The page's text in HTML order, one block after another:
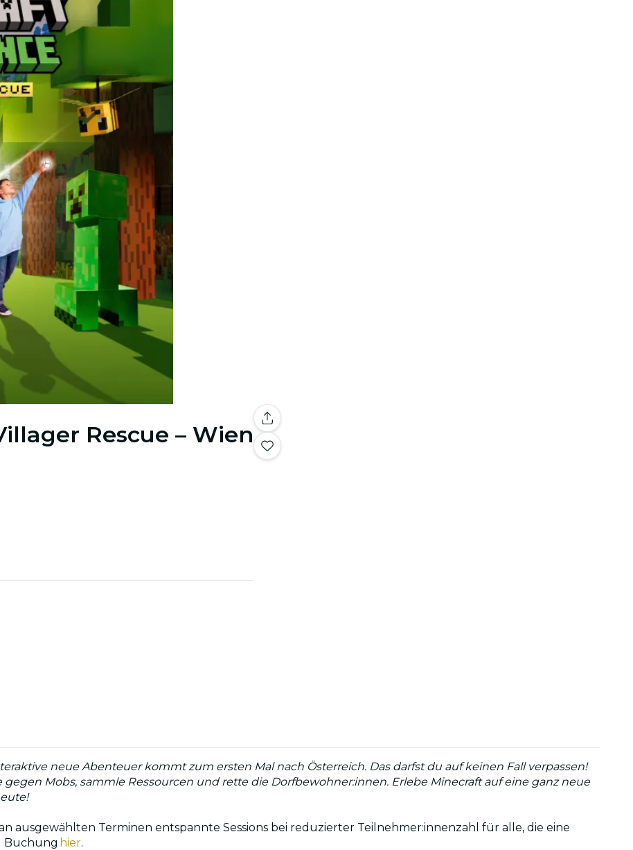
Rescue – Wien
neue Abenteuer kommt zum ersten Mal nach Österreich. Das darfst du auf keinen Fall verpassen!
Mobs, sammle Ressourcen und rette die Dorfbewohner:innen. Erlebe Minecraft auf eine ganz neue
ausgewählten Terminen entspannte Sessions bei reduzierter Teilnehmer:innenzahl für alle, die eine
Buchung hier.